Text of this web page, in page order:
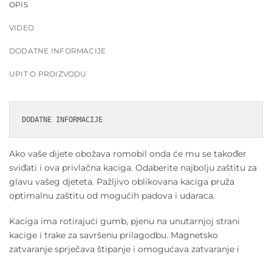
OPIS
VIDEO
DODATNE INFORMACIJE
UPIT O PROIZVODU
DODATNE INFORMACIJE
Ako vaše dijete obožava romobil onda će mu se također
sviđati i ova privlačna kaciga. Odaberite najbolju zaštitu za
glavu vašeg djeteta. Pažljivo oblikovana kaciga pruža
optimalnu zaštitu od mogućih padova i udaraca.
Kaciga ima rotirajući gumb, pjenu na unutarnjoj strani
kacige i trake za savršenu prilagodbu. Magnetsko
zatvaranje sprječava štipanje i omogućava zatvaranje i